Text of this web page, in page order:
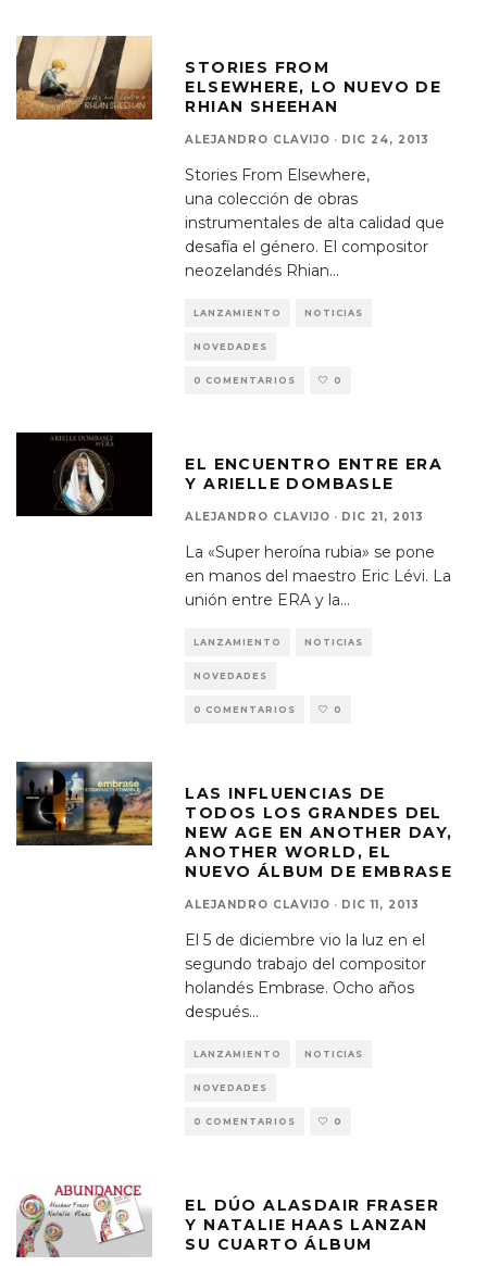
STORIES FROM
ELSEWHERE, LO NUEVO DE
RHIAN SHEEHAN
ALEJANDRO CLAVIJO · DIC 24, 2013
Stories From Elsewhere,
una colección de obras
instrumentales de alta calidad que
desafía el género. El compositor
neozelandés Rhian...
LANZAMIENTO NOTICIAS
NOVEDADES
0 COMENTARIOS 0
EL ENCUENTRO ENTRE ERA
Y ARIELLE DOMBASLE
ALEJANDRO CLAVIJO · DIC 21, 2013
La «Super heroína rubia» se pone
en manos del maestro Eric Lévi. La
unión entre ERA y la...
LANZAMIENTO NOTICIAS
NOVEDADES
0 COMENTARIOS 0
LAS INFLUENCIAS DE
TODOS LOS GRANDES DEL
NEW AGE EN ANOTHER DAY,
ANOTHER WORLD, EL
NUEVO ÁLBUM DE EMBRASE
ALEJANDRO CLAVIJO · DIC 11, 2013
El 5 de diciembre vio la luz en el
segundo trabajo del compositor
holandés Embrase. Ocho años
después...
LANZAMIENTO NOTICIAS
NOVEDADES
0 COMENTARIOS 0
EL DÚO ALASDAIR FRASER
Y NATALIE HAAS LANZAN
SU CUARTO ÁLBUM